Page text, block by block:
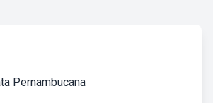
Pernambucana